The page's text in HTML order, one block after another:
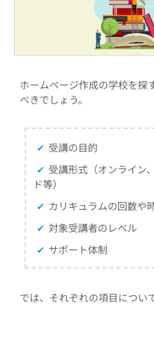
ホームページ作成の学校を探
べきでしょう。
✔ 受講の目的
✔ 受講形式（オンライン
ド等）
✔ カリキュラムの回数や
✔ 対象受講者のレベル
✔ サポート体制
では、それぞれの項目につい